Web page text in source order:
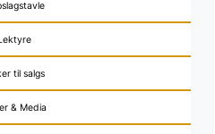
til salgs
& Media